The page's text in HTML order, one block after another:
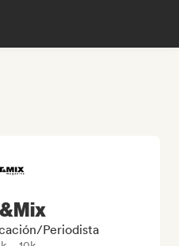
Periodista